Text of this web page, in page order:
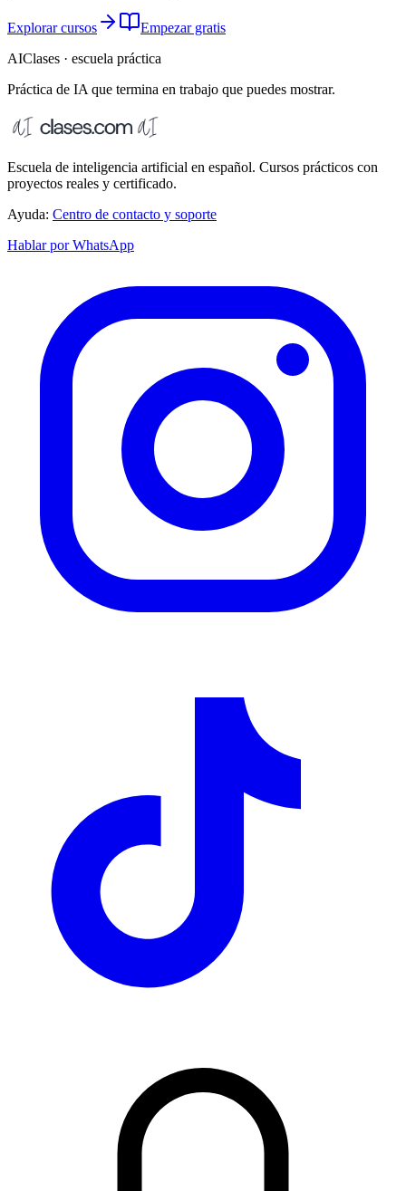
Explorar cursos
Empezar gratis
AIClases · escuela práctica
Práctica de IA que termina en trabajo que puedes mostrar.
Escuela de inteligencia artificial en español. Cursos prácticos con
proyectos reales y certificado.
Ayuda: Centro de contacto y soporte
Hablar por WhatsApp